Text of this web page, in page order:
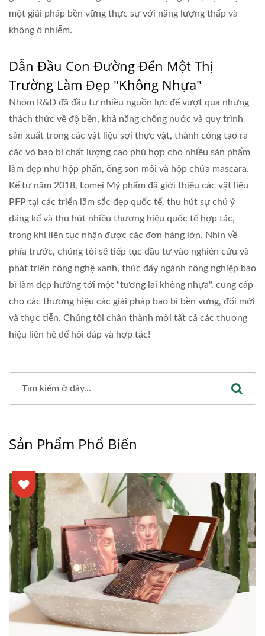
một giải pháp bền vững thực sự với năng lượng thấp và
không ô nhiễm.
Dẫn Đầu Con Đường Đến Một Thị
Trường Làm Đẹp "Không Nhựa"
Nhóm R&D đã đầu tư nhiều nguồn lực để vượt qua những
thách thức về độ bền, khả năng chống nước và quy trình
sản xuất trong các vật liệu sợi thực vật, thành công tạo ra
các vỏ bao bì chất lượng cao phù hợp cho nhiều sản phẩm
làm đẹp như hộp phấn, ống son môi và hộp chứa mascara.
Kể từ năm 2018, Lomei Mỹ phẩm đã giới thiệu các vật liệu
PFP tại các triển lãm sắc đẹp quốc tế, thu hút sự chú ý
đáng kể và thu hút nhiều thương hiệu quốc tế hợp tác,
trong khi liên tục nhận được các đơn hàng lớn. Nhìn về
phía trước, chúng tôi sẽ tiếp tục đầu tư vào nghiên cứu và
phát triển công nghệ xanh, thúc đẩy ngành công nghiệp bao
bì làm đẹp hướng tới một "tương lai không nhựa", cung cấp
cho các thương hiệu các giải pháp bao bì bền vững, đổi mới
và thực tiễn. Chúng tôi chân thành mời tất cả các thương
hiệu liên hệ để hỏi đáp và hợp tác!
Sản Phẩm Phổ Biến